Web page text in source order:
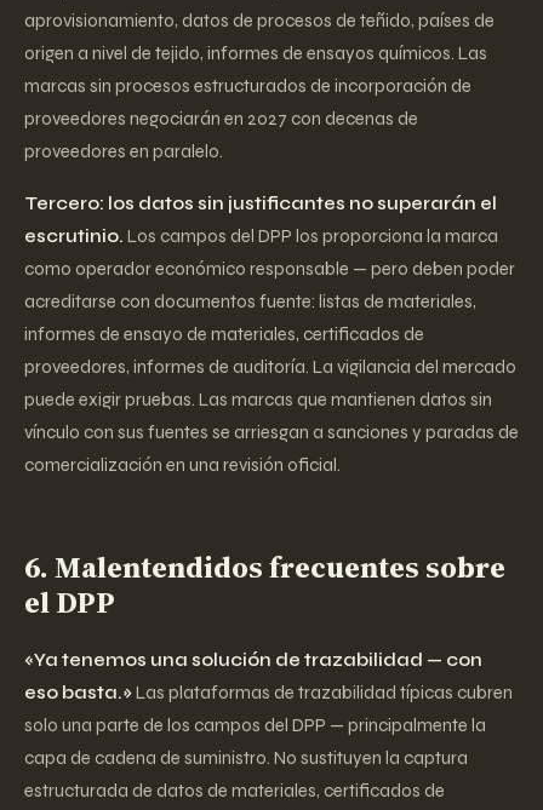
aprovisionamiento, datos de procesos de teñido, países de
origen a nivel de tejido, informes de ensayos químicos. Las
marcas sin procesos estructurados de incorporación de
proveedores negociarán en 2027 con decenas de
proveedores en paralelo.
Tercero: los datos sin justificantes no superarán el
escrutinio. Los campos del DPP los proporciona la marca
como operador económico responsable — pero deben poder
acreditarse con documentos fuente: listas de materiales,
informes de ensayo de materiales, certificados de
proveedores, informes de auditoría. La vigilancia del mercado
puede exigir pruebas. Las marcas que mantienen datos sin
vínculo con sus fuentes se arriesgan a sanciones y paradas de
comercialización en una revisión oficial.
6. Malentendidos frecuentes sobre
el DPP
«Ya tenemos una solución de trazabilidad — con
eso basta.»Las plataformas de trazabilidad típicas cubren
solo una parte de los campos del DPP — principalmente la
capa de cadena de suministro. No sustituyen la captura
estructurada de datos de materiales, certificados de